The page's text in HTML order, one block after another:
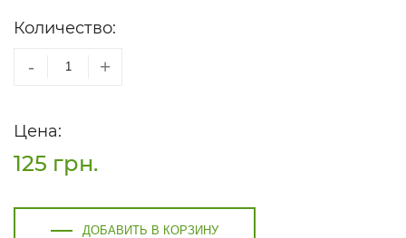
Количество:
- +
Цена:
125 грн.
ДОБАВИТЬ В КОРЗИНУ